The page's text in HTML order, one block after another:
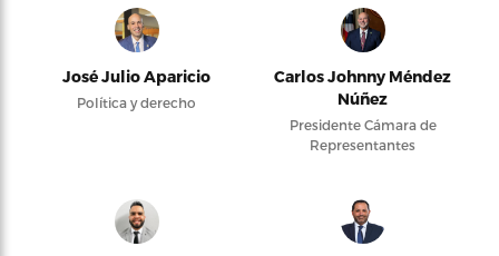
José Julio Aparicio
Política y derecho
Carlos Johnny Méndez
Núñez
Presidente Cámara de
Representantes